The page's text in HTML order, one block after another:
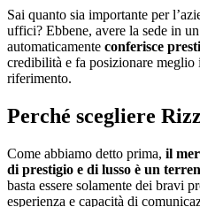
Sai quanto sia importante per
uffici? Ebbene, avere la sede in
automaticamente conferisce
credibilità e fa posizionare meglio
riferimento.
Perché scegliere
Come abbiamo detto prima, il
di prestigio e di lusso è un
basta essere solamente dei bravi
esperienza e capacità di